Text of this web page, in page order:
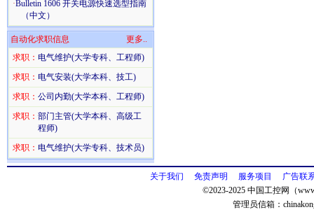
·Bulletin 1606 开关电源快速选型指南
（中文）
自动化求职信息
更多..
求职： 电气维护(大学专科、工程师)
求职： 电气安装(大学本科、技工)
求职： 公司内勤(大学本科、工程师)
求职： 部门主管(大学本科、高级工
程师)
求职： 电气维护(大学专科、技术员)
关于我们 免责声明 服务项目
广告联
©2023-2025 中国工控网（
管理员信箱：